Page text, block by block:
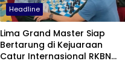
Headline
Lima Grand Master Siap
Bertarung di Kejuaraan
Catur Internasional RKBN